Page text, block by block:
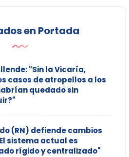
en Portada
"Sin la Vicaría,
casos de atropellos a los
quedado sin
(RN) defiende cambios
sistema actual es
rígido y centralizado"